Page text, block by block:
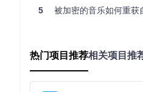
make
5 被加密的音乐如何重获
热门项目推荐相关项目推